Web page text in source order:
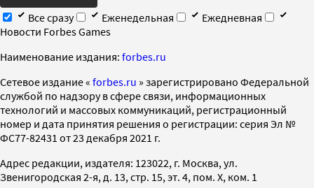
Все сразу
Еженедельная
Ежедневная
Новости Forbes Games
Наименование издания: forbes.ru
Cетевое издание « forbes.ru » зарегистрировано Федеральной
службой по надзору в сфере связи, информационных
технологий и массовых коммуникаций, регистрационный
номер и дата принятия решения о регистрации: серия Эл №
ФС77-82431 от 23 декабря 2021 г.
Адрес редакции, издателя: 123022, г. Москва, ул.
Звенигородская 2-я, д. 13, стр. 15, эт. 4, пом. X, ком. 1